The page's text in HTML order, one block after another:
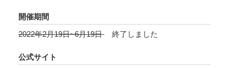
開催期間
2022年2月19日~6月19日
終了しました
公式サイト